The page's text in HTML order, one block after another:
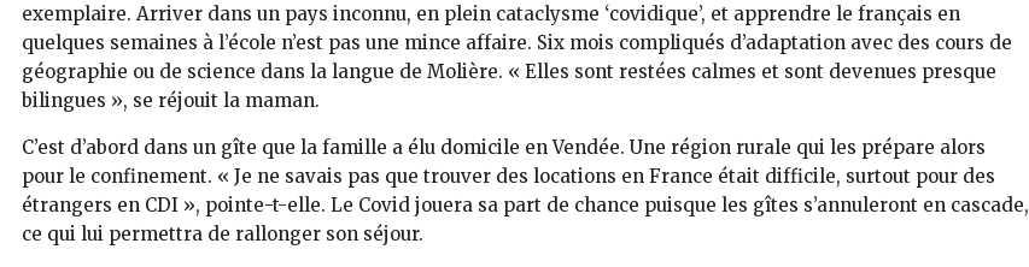
exemplaire. Arriver dans un pays inconnu, en plein cataclysme ‘covidique’, et apprendre le français en
quelques semaines à l’école n’est pas une mince affaire. Six mois compliqués d’adaptation avec des cours de
géographie ou de science dans la langue de Molière. « Elles sont restées calmes et sont devenues presque
bilingues », se réjouit la maman.
C’est d’abord dans un gîte que la famille a élu domicile en Vendée. Une région rurale qui les prépare alors
pour le confinement. « Je ne savais pas que trouver des locations en France était difficile, surtout pour des
étrangers en CDI », pointe-t-elle. Le Covid jouera sa part de chance puisque les gîtes s’annuleront en cascade,
ce qui lui permettra de rallonger son séjour.